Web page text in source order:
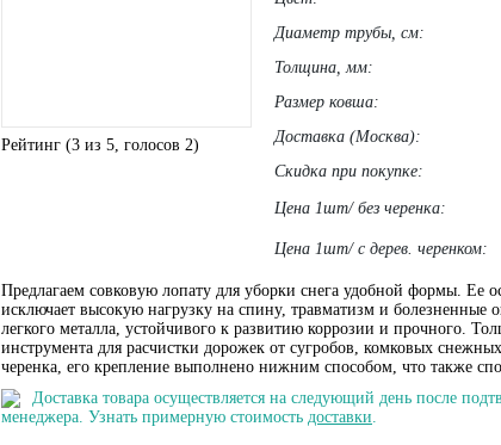
Рейтинг (3 из 5, голосов 2)
Диаметр трубы, cм:
Толщина, мм:
Размер ковша:
Доставка (Москва):
Скидка при покупке:
Цена 1шт/ без черенка:
Цена 1шт/ с дерев. черенком:
Предлагаем совковую лопату для уборки снега удобной формы. Ее
исключает высокую нагрузку на спину, травматизм и
легкого металла, устойчивого к развитию коррозии и прочного.
инструмента для расчистки дорожек от сугробов, комковых
черенка, его крепление выполнено нижним способом, что также
Доставка товара осуществляется на следующий день после
менеджера. Узнать примерную стоимость доставки.